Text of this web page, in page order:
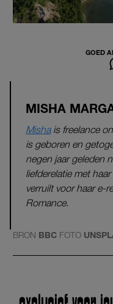
GOED
MISHA
Mishais freelance
is geboren en
negen jaar geleden
liefderelatie met
verruilt voor haar e-
Romance.
BRON BBC FOTO